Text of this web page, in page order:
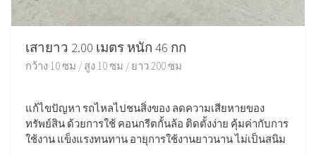
เสายาว 2.00 เมตร หนัก 46 กก
กว้าง 10 ซม / สูง 10 ซม / ยาว 200 ซม
แก้ไขปัญหา รถไหลไปชนสิ่งของ ลดความเสียหายของ
ทรัพย์สิน ด้วยการใช้ คอนกรีตกั้นล้อ ติดตั้งง่าย คุ้มค่ากับการ
ใช้งาน แข็งแรงทนทาน อายุการใช้งานยาวนาน ไม่เป็นสนิม